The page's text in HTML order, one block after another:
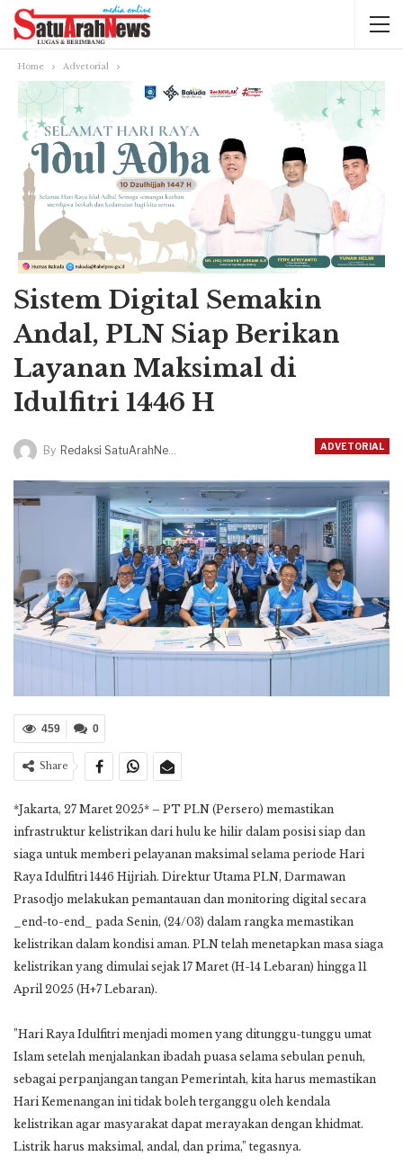
Home Advetorial
Sistem Digital Semakin
Andal, PLN Siap Berikan
Layanan Maksimal di
Idulfitri 1446 H
ADVETORIAL
By Redaksi SatuArahNews
0
459
Share
*Jakarta, 27 Maret 2025* – PT PLN (Persero) memastikan
infrastruktur kelistrikan dari hulu ke hilir dalam posisi siap dan
siaga untuk memberi pelayanan maksimal selama periode Hari
Raya Idulfitri 1446 Hijriah. Direktur Utama PLN, Darmawan
Prasodjo melakukan pemantauan dan monitoring digital secara
_end-to-end_ pada Senin, (24/03) dalam rangka memastikan
kelistrikan dalam kondisi aman. PLN telah menetapkan masa siaga
kelistrikan yang dimulai sejak 17 Maret (H-14 Lebaran) hingga 11
April 2025 (H+7 Lebaran).
”Hari Raya Idulfitri menjadi momen yang ditunggu-tunggu umat
Islam setelah menjalankan ibadah puasa selama sebulan penuh,
sebagai perpanjangan tangan Pemerintah, kita harus memastikan
Hari Kemenangan ini tidak boleh terganggu oleh kendala
kelistrikan agar masyarakat dapat merayakan dengan khidmat.
Listrik harus maksimal, andal, dan prima,” tegasnya.